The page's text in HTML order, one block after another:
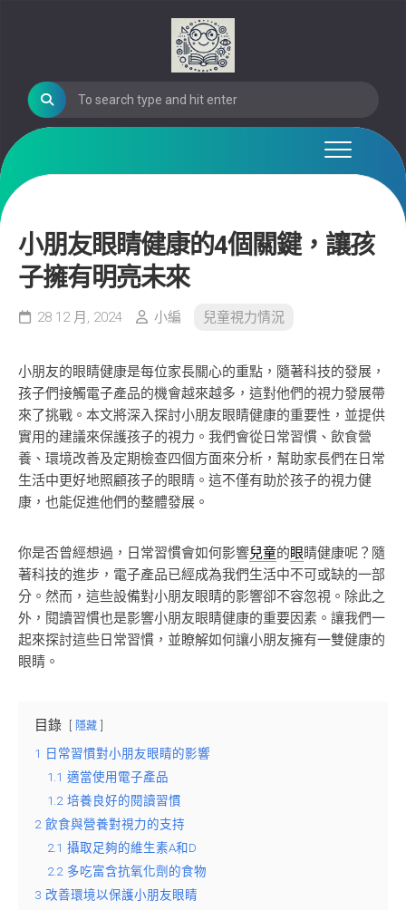
小朋友眼睛健康的4個關鍵，讓孩
子擁有明亮未來
28 12 月, 2024 小編 兒童視力情況
小朋友的眼睛健康是每位家長關心的重點，隨著科技的發展，
孩子們接觸電子產品的機會越來越多，這對他們的視力發展帶
來了挑戰。本文將深入探討小朋友眼睛健康的重要性，並提供
實用的建議來保護孩子的視力。我們會從日常習慣、飲食營
養、環境改善及定期檢查四個方面來分析，幫助家長們在日常
生活中更好地照顧孩子的眼睛。這不僅有助於孩子的視力健
康，也能促進他們的整體發展。
你是否曾經想過，日常習慣會如何影響兒童的眼睛健康呢？隨
著科技的進步，電子產品已經成為我們生活中不可或缺的一部
分。然而，這些設備對小朋友眼睛的影響卻不容忽視。除此之
外，閱讀習慣也是影響小朋友眼睛健康的重要因素。讓我們一
起來探討這些日常習慣，並瞭解如何讓小朋友擁有一雙健康的
眼睛。
目錄 隱藏
1
日常習慣對小朋友眼睛的影響
1.1 適當使用電子產品
1.2 培養良好的閱讀習慣
2 飲食與營養對視力的支持
2.1 攝取足夠的維生素A和D
2.2 多吃富含抗氧化劑的食物
3 改善環境以保護小朋友眼睛